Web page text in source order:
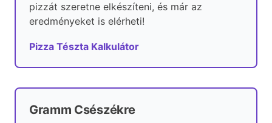
pizzát szeretne elkészíteni, és már az
eredményeket is elérheti!
Pizza Tészta Kalkulátor
Gramm Csészékre